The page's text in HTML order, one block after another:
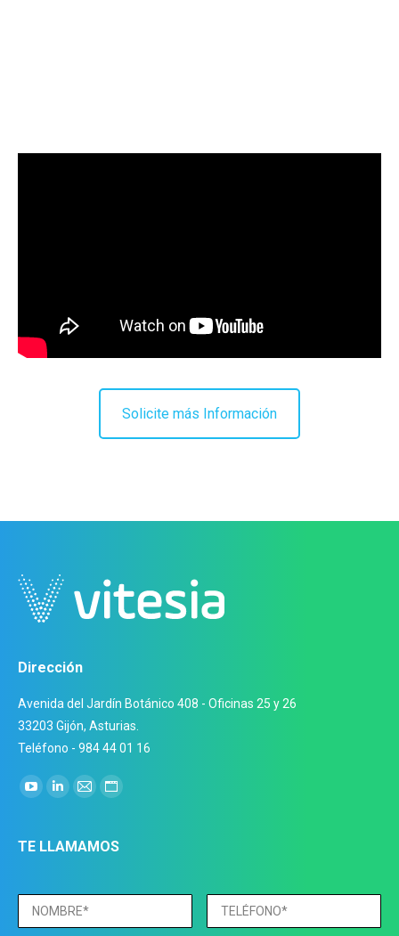
Solicite más Información
Dirección
Avenida del Jardín Botánico 408 - Oficinas 25 y 26
33203 Gijón, Asturias.
Teléfono - 984 44 01 16
Encuéntranos en:
YouTube
opens
window
Linkedin
opens
window
Mail
opens
window
Sitio
page
TE LLAMAMOS